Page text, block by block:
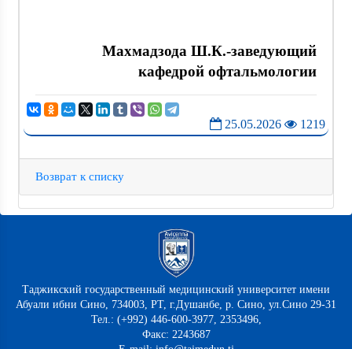
Махмадзода Ш.К.-заведующий
кафедрой офтальмологии
25.05.2026 1219
Возврат к списку
Таджикский государственный медицинский университет имени
Абуали ибни Сино, 734003, РТ, г.Душанбе, р. Сино, ул.Сино 29-31
Тел.: (+992) 446-600-3977, 2353496,
Факс: 2243687